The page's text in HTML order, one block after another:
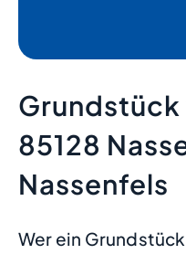
Grundstück
85128
Nassenfels
Wer ein